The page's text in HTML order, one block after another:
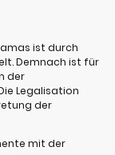
ist durch
Demnach ist für
der
Legalisation
der
mit der